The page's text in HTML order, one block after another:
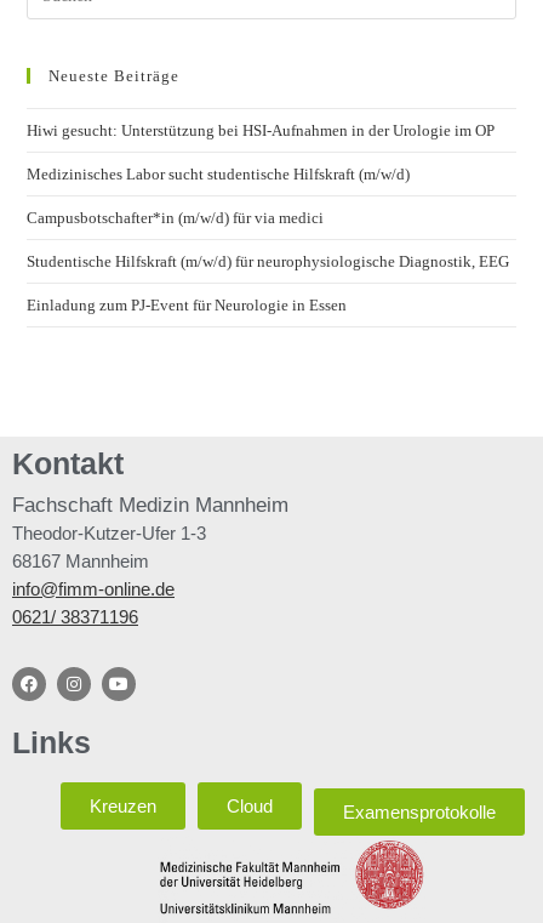
Neueste Beiträge
Hiwi gesucht: Unterstützung bei HSI-Aufnahmen in der Urologie im OP
Medizinisches Labor sucht studentische Hilfskraft (m/w/d)
Campusbotschafter*in (m/w/d) für via medici
Studentische Hilfskraft (m/w/d) für neurophysiologische Diagnostik, EEG
Einladung zum PJ-Event für Neurologie in Essen
Kontakt
Fachschaft Medizin Mannheim
Theodor-Kutzer-Ufer 1-3
68167 Mannheim
info@fimm-online.de
0621/ 38371196
Links
Kreuzen Cloud Examensprotokolle